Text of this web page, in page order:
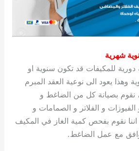
شهرية
للمكيفات قد تكون سنوية او
يعود الى نوعية العقد المبرم
نقوم بصيانة كل من الضاغط و
الفيوزات و الفلاتر و الصمامات و
اننا نقوم بفحص كمية الغاز في المكيف
مع عمل الضاغط.